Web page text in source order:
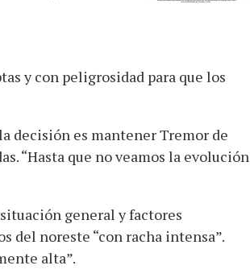
y con peligrosidad para que los
decisión es mantener Tremor de
“Hasta que no veamos la evolución
general y factores
del noreste “con racha intensa”.
alta”.